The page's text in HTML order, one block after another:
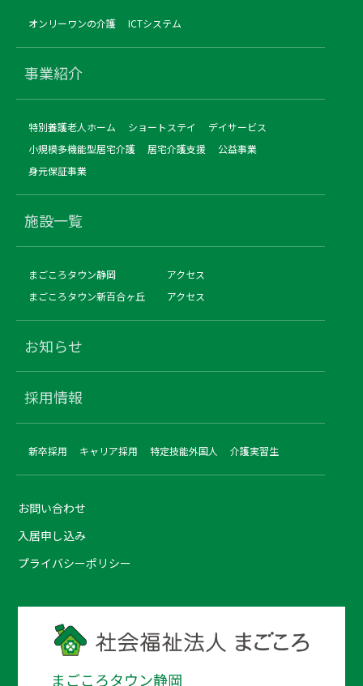
オンリーワンの介護 ICTシステム
事業紹介
特別養護老人ホーム ショートステイ
デイサービス
小規模多機能型居宅介護
居宅介護支援
公益事業
身元保証事業
施設一覧
まごころタウン静岡
アクセス
まごころタウン新百合ヶ丘
アクセス
お知らせ
採用情報
新卒採用 キャリア採用 特定技能外国人 介護実習生
お問い合わせ
入居申し込み
プライバシーポリシー
まごころタウン静岡